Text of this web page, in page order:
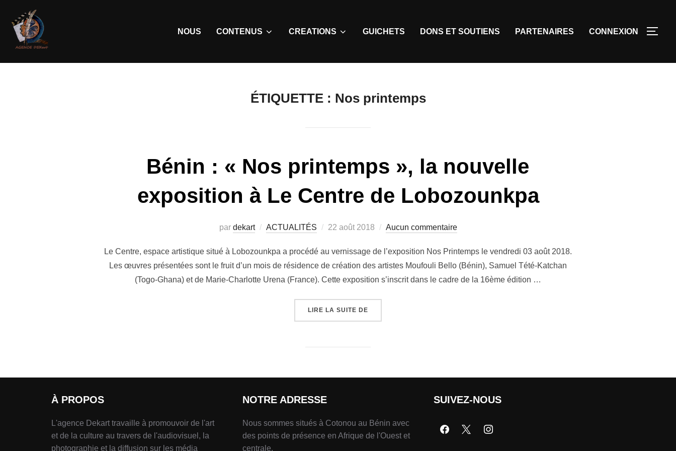
NOUS CONTENUS CREATIONS GUICHETS DONS ET SOUTIENS PARTENAIRES CONNEXION
ÉTIQUETTE : Nos printemps
Bénin : « Nos printemps », la nouvelle
exposition à Le Centre de Lobozounkpa
par dekart ACTUALITÉS 22 août 2018 Aucun commentaire
Le Centre, espace artistique situé à Lobozounkpa a procédé au vernissage de l’exposition Nos Printemps le vendredi 03 août 2018.
Les œuvres présentées sont le fruit d’un mois de résidence de création des artistes Moufouli Bello (Bénin), Samuel Tété-Katchan
(Togo-Ghana) et de Marie-Charlotte Urena (France). Cette exposition s’inscrit dans le cadre de la 16ème édition …
LIRE LA SUITE DE
À PROPOS
L'agence Dekart travaille à promouvoir de l'art
et de la culture au travers de l'audiovisuel, la
photographie et la diffusion sur les média
NOTRE ADRESSE
Nous sommes situés à Cotonou au Bénin avec
des points de présence en Afrique de l'Ouest et
centrale.
SUIVEZ-NOUS